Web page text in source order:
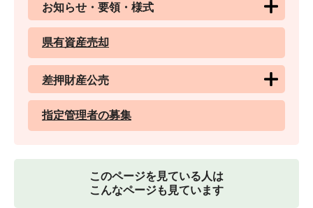
お知らせ・要領・様式
県有資産売却
差押財産公売
指定管理者の募集
このページを見ている人は
こんなページも見ています